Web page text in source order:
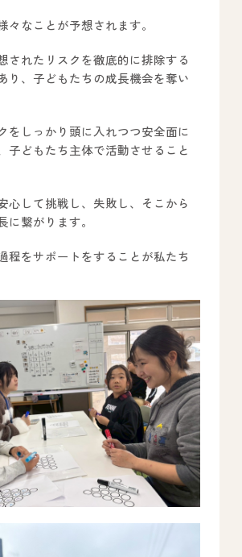
々なことが予想されます。
されたリスクを徹底的に排除する
り、子どもたちの成長機会を奪い
をしっかり頭に入れつつ安全面に
子どもたち主体で活動させること
心して挑戦し、失敗し、そこから
に繋がります。
程をサポートをすることが私たち